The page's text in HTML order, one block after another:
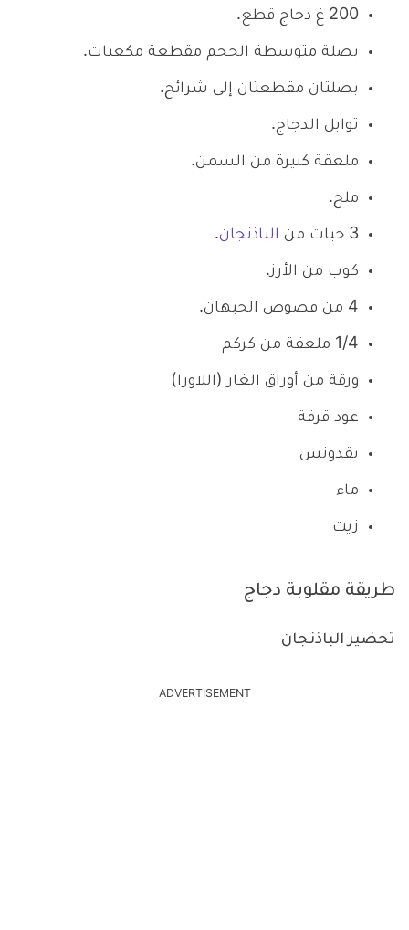
200 غ دجاج قطع.
بصلة متوسطة الحجم مقطعة مكعبات.
بصلتان مقطعتان إلى شرائح.
توابل الدجاج.
ملعقة كبيرة من السمن.
ملح.
3 حبات من الباذنجان.
كوب من الأرز.
4 من فصوص الحبهان.
1/4 ملعقة من كركم
ورقة من أوراق الغار (اللاورا)
عود قرفة
بقدونس
ماء
زيت
طريقة مقلوبة دجاج
تحضير الباذنجان
ADVERTISEMENT